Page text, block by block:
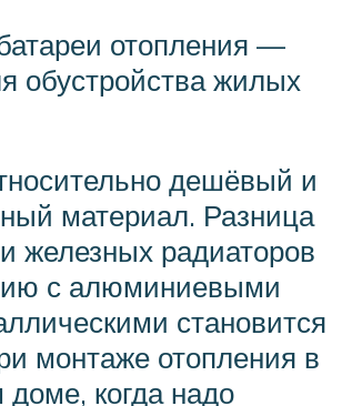
отопления —
обустройства жилых
дешёвый и
материал. Разница
железных радиаторов
с алюминиевыми
становится
монтаже отопления в
доме, когда надо